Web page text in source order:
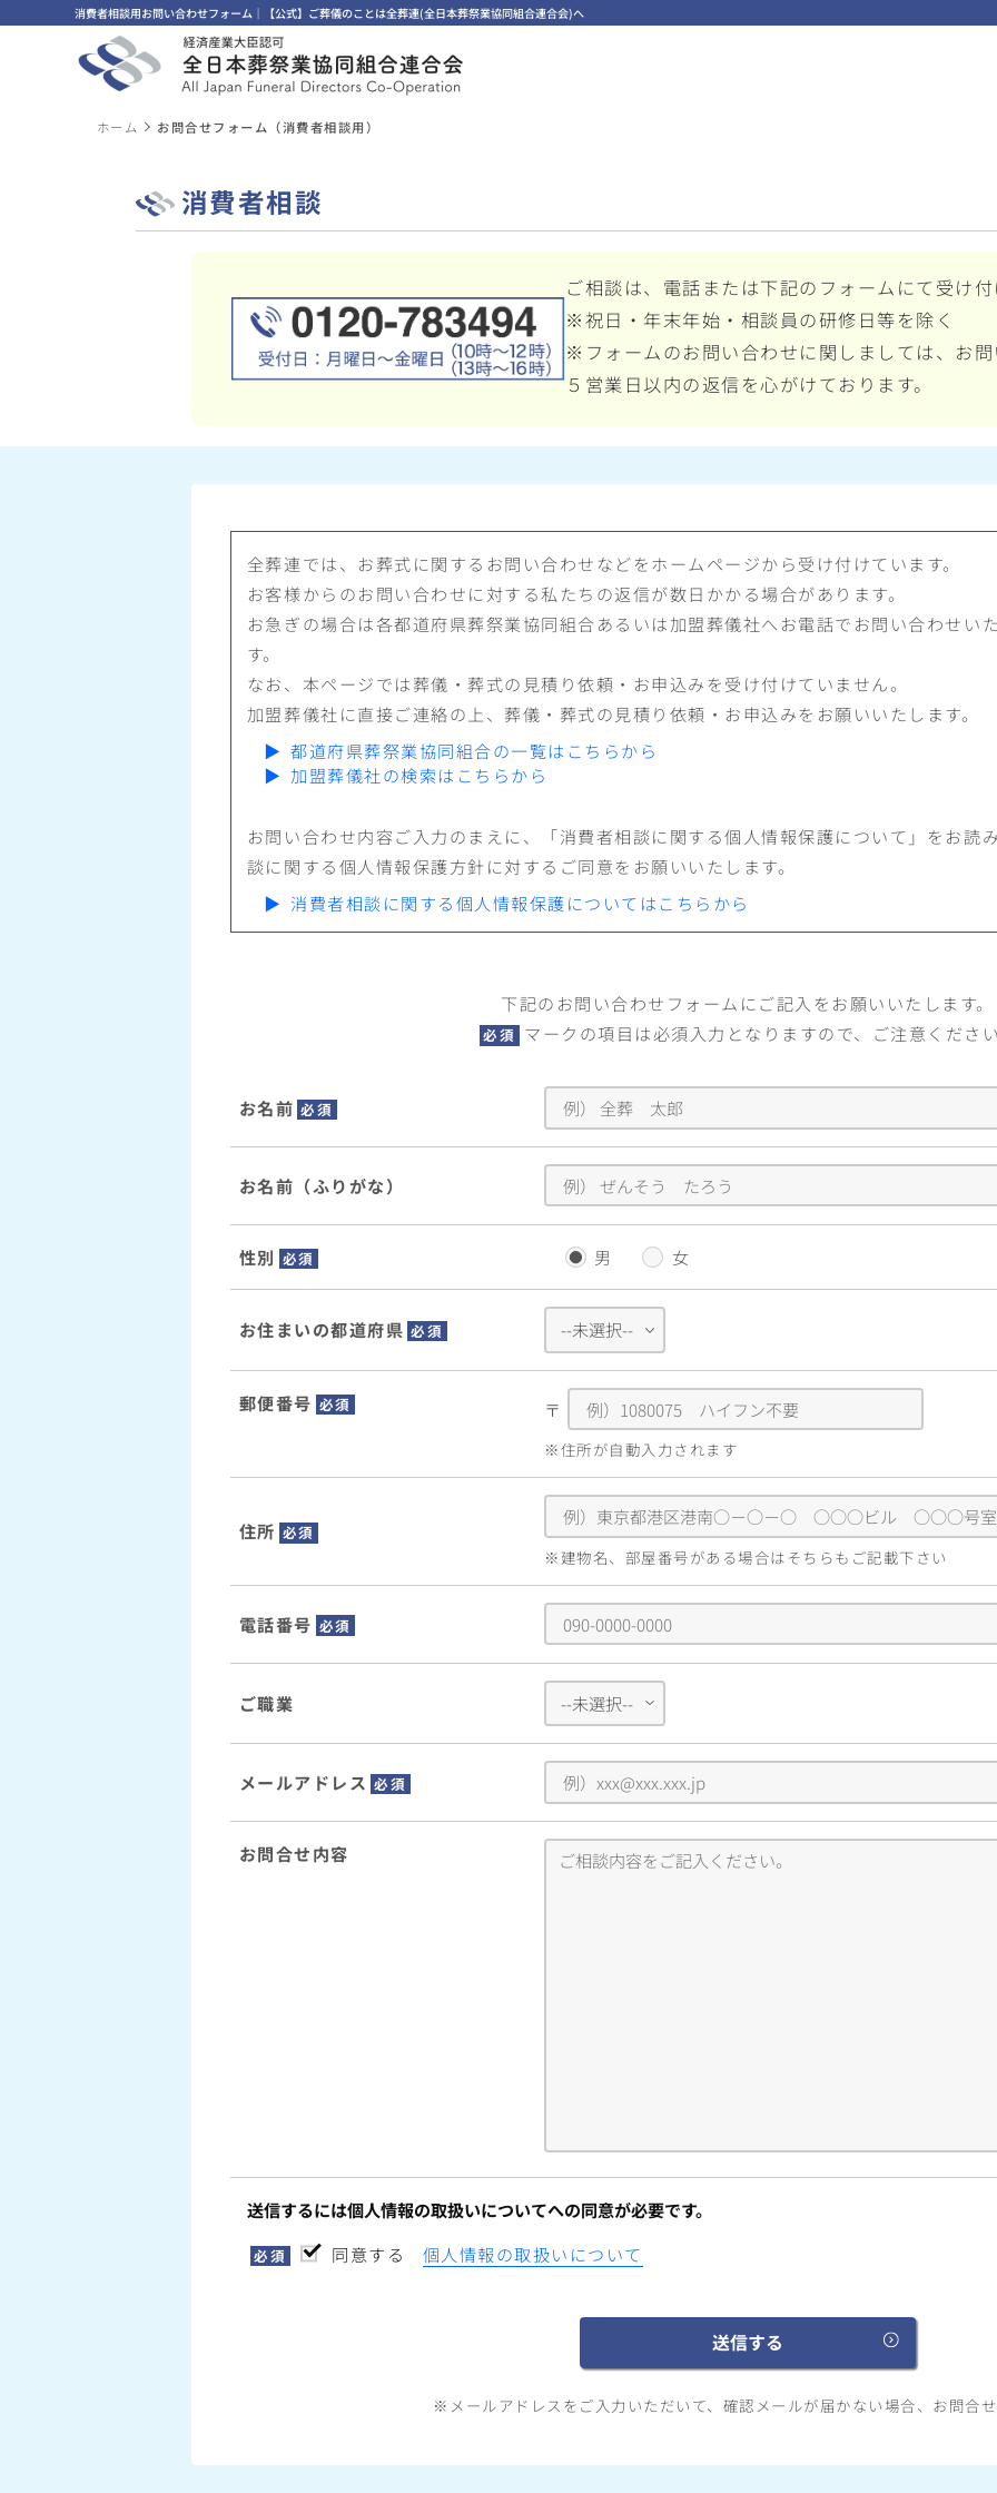
消費者相談用お問い合わせフォーム｜【公式】ご葬儀のことは全葬連(全日本葬祭業協同組合連合会)へ
ホーム お問合せフォーム（消費者相談用）
消費者相談
ご相談は、電話または下記のフォームにて受け
※祝日・年末年始・相談員の研修日等を除く
※フォームのお問い合わせに関しましては、お
５営業日以内の返信を心がけております。
全葬連では、お葬式に関するお問い合わせなどをホームページから受け付けています。
お客様からのお問い合わせに対する私たちの返信が数日かかる場合があります。
お急ぎの場合は各都道府県葬祭業協同組合あるいは加盟葬儀社へお電話でお問い合わせい
す。
なお、本ページでは葬儀・葬式の見積り依頼・お申込みを受け付けていません。
加盟葬儀社に直接ご連絡の上、葬儀・葬式の見積り依頼・お申込みをお願いいたします。
▶ 都道府県葬祭業協同組合の一覧はこちらから
▶ 加盟葬儀社の検索はこちらから
お問い合わせ内容ご入力のまえに、「消費者相談に関する個人情報保護について」をお読
談に関する個人情報保護方針に対するご同意をお願いいたします。
▶ 消費者相談に関する個人情報保護についてはこちらから
下記のお問い合わせフォームにご記入をお願いいたします。
必須 マークの項目は必須入力となりますので、ご注意くださ
お名前 必須
お名前（ふりがな）
性別 必須 男 女
お住まいの都道府県 必須
郵便番号 必須 〒
※住所が自動入力されます
住所 必須
※建物名、部屋番号がある場合はそちらもご記載下さい
電話番号 必須
ご職業
メールアドレス 必須
お問合せ内容
送信するには個人情報の取扱いについてへの同意が必要です。
必須 同意する 個人情報の取扱いについて
※メールアドレスをご入力いただいて、確認メールが届かない場合、お問合